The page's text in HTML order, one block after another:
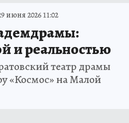
июня 2026 11:02
и реальностью
театр драмы
«Космос» на Малой